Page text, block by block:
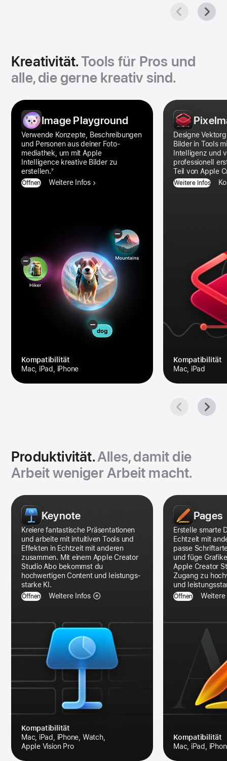
Kreativität.Tools für Pros und
alle, die gerne kreativ sind.
Kreativitätsapps
Galerie
Image Playground
Ver­wende Konzepte, Beschrei­bungen
und Per­sonen aus deiner Foto­
mediathek, um mit Apple
Intelligence kreative Bilder zu
erstellen.7
Öffnen Weitere Infos
Kompa­tibilität
Mac, iPad, iPhone
Designe
Bilder in Tools
Intelligenz und
professionell
Teil von Apple
Weitere Infos
Kompatibilität
Mac, iPad
Produktivität.Alles, damit die
Arbeit weniger Arbeit macht.
Produktivitätsapps
Galerie
Keynote
Kreiere fantastische Präsen­tationen
und arbeite mit intuitiven Tools und
Effekten in Echtzeit mit anderen
zusammen. Mit einem Apple Creator
Studio Abo bekommst du
hochwertigen Content und leistungs­
starke KI.
Öffnen Weitere Infos
Kompatibilität
Mac, iPad, iPhone, Watch,
Apple Vision Pro
Pages
Erstelle smarte
Echtzeit mit
passe
und füge
Apple Creator
Zugang zu
und
Öffnen Weitere
Kompatibilität
Mac, iPad,